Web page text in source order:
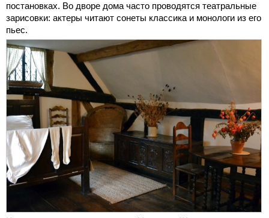
постановках. Во дворе дома часто проводятся театральные
зарисовки: актеры читают сонеты классика и монологи из его
пьес.